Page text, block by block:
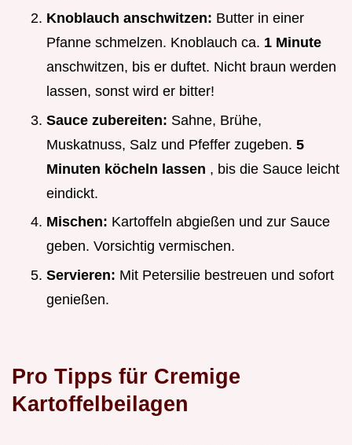
Knoblauch anschwitzen: Butter in einer
Pfanne schmelzen. Knoblauch ca. 1 Minute
anschwitzen, bis er duftet. Nicht braun werden
lassen, sonst wird er bitter!
Sauce zubereiten: Sahne, Brühe,
Muskatnuss, Salz und Pfeffer zugeben. 5
Minuten köcheln lassen , bis die Sauce leicht
eindickt.
Mischen: Kartoffeln abgießen und zur Sauce
geben. Vorsichtig vermischen.
Servieren: Mit Petersilie bestreuen und sofort
genießen.
Pro Tipps für Cremige
Kartoffelbeilagen